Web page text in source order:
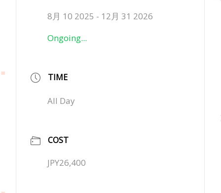
8月 10 2025 - 12月 31 2026
Ongoing...
TIME
All Day
COST
JPY26,400